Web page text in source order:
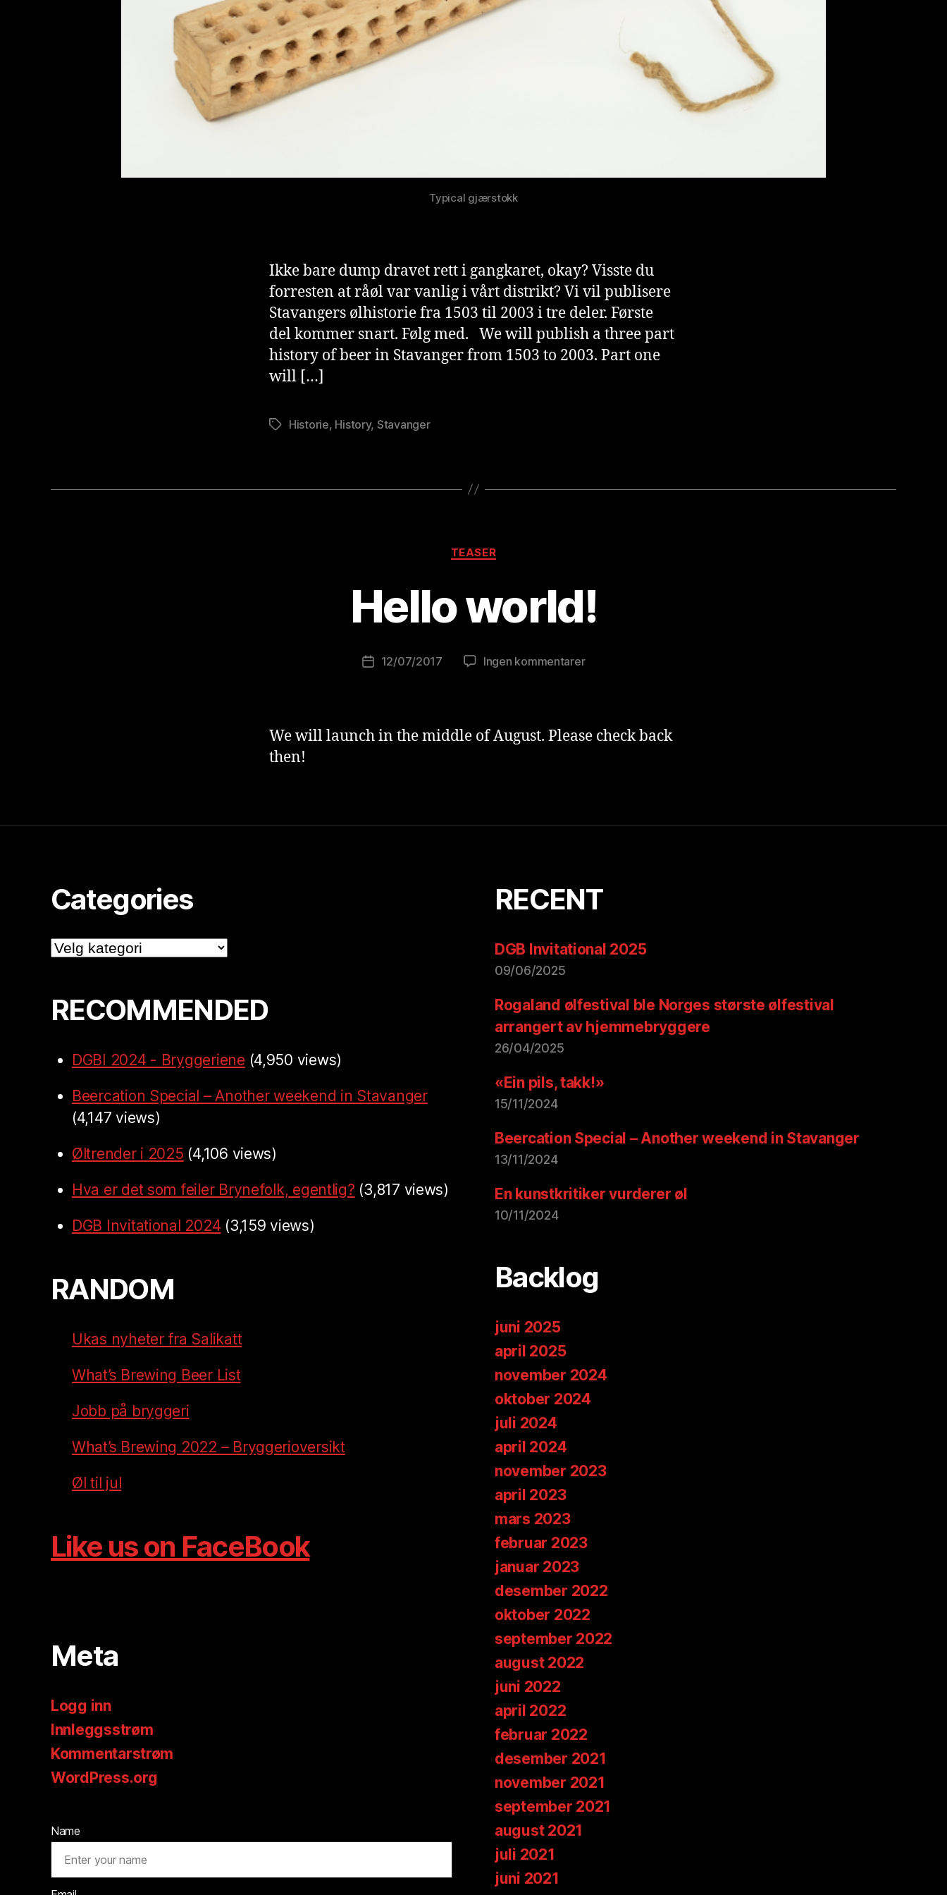
Typical gjærstokk
Ikke bare dump dravet rett i gangkaret, okay? Visste du
forresten at råøl var vanlig i vårt distrikt? Vi vil publisere
Stavangers ølhistorie fra 1503 til 2003 i tre deler. Første
del kommer snart. Følg med. We will publish a three part
history of beer in Stavanger from 1503 to 2003. Part one
will […]
Stikkord
Historie, History, Stavanger
Kategorier
TEASER
Hello world!
Innleggsforfatter
r
e
lu
s
Publiseringsdato
12/07/2017 Ingen kommentarertil
We will launch in the middle of August. Please check back
then!
Categories
Categories
RECOMMENDED
DGBI 2024 - Bryggeriene (4,950 views)
Beercation Special – Another weekend in Stavanger
(4,147 views)
Øltrender i 2025 (4,106 views)
Hva er det som feiler Brynefolk, egentlig? (3,817 views)
DGB Invitational 2024 (3,159 views)
RANDOM
Ukas nyheter fra Salikatt
What’s Brewing Beer List
Jobb på bryggeri
What’s Brewing 2022 – Bryggerioversikt
Øl til jul
Like us on FaceBook
Meta
Logg inn
Innleggsstrøm
Kommentarstrøm
WordPress.org
Name
RECENT
DGB Invitational 2025
09/06/2025
Rogaland ølfestival ble Norges største ølfestival
arrangert av hjemmebryggere
26/04/2025
«Ein pils, takk!»
15/11/2024
Beercation Special – Another weekend in Stavanger
13/11/2024
En kunstkritiker vurderer øl
10/11/2024
Backlog
juni 2025
april 2025
november 2024
oktober 2024
juli 2024
april 2024
november 2023
april 2023
mars 2023
februar 2023
januar 2023
desember 2022
oktober 2022
september 2022
august 2022
juni 2022
april 2022
februar 2022
desember 2021
november 2021
september 2021
august 2021
juli 2021
juni 2021